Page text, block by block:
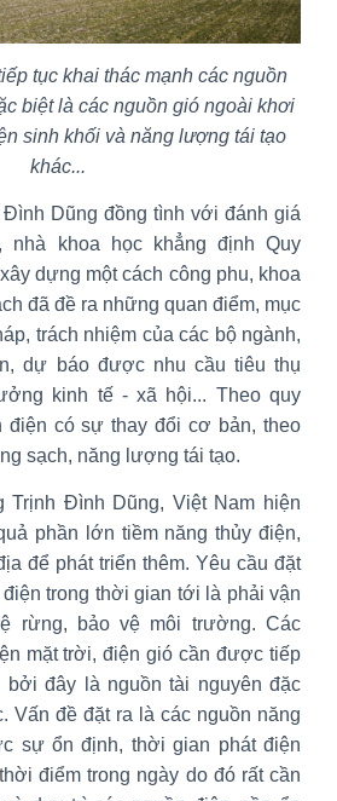
tục khai thác mạnh các nguồn
biệt là các nguồn gió ngoài khơi
sinh khối và năng lượng tái tạo
khác...
Dũng đồng tình với đánh giá
nhà khoa học khẳng định Quy
dựng một cách công phu, khoa
đã đề ra những quan điểm, mục
trách nhiệm của các bộ ngành,
dự báo được nhu cầu tiêu thụ
kinh tế - xã hội... Theo quy
điện có sự thay đổi cơ bản, theo
sạch, năng lượng tái tạo.
Trịnh Đình Dũng, Việt Nam hiện
phần lớn tiềm năng thủy điện,
để phát triển thêm. Yêu cầu đặt
trong thời gian tới là phải vận
rừng, bảo vệ môi trường. Các
mặt trời, điện gió cần được tiếp
bởi đây là nguồn tài nguyên đặc
Vấn đề đặt ra là các nguồn năng
sự ổn định, thời gian phát điện
điểm trong ngày do đó rất cần